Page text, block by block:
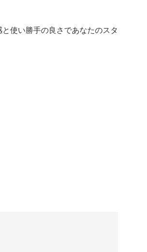
使い勝手の良さであなたのスタ